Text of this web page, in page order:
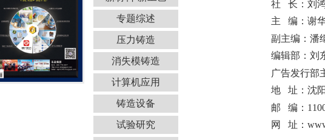
专题综述
压力铸造
消失模铸造
计算机应用
铸造设备
试验研究
社 长：刘
主 编：谢
副主编：潘
编辑部：刘
广告发行部
地 址：沈
邮 编：
网 址：